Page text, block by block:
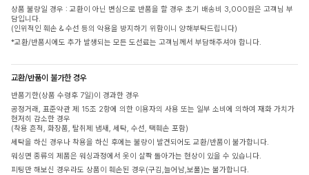
상품 불량일 경우 : 교환이 아닌 변심으로 반품을 할 경우 초기 배송비 3,000원은 고객님 부
담입니다.
(인위적인 훼손 & 수선 등의 악용을 방지하기 위함이니 양해부탁드립니다)
*교환/반품시에도 추가 발생되는 모든 도선료는 고객님께서 부담해주셔야 합니다.
교환/반품이 불가한 경우
반품기한(상품 수령후 7일)이 경과한 경우
공정거래, 표준약관 제 15조 2항에 의한 이용자의 사용 또는 일부 소비에 의하여 재화 가치가
현저히 감소한 경우
(착용 흔적, 화장품, 탈취제 냄새, 세탁, 수선, 택훼손 포함)
세탁을 하신 경우나 착용을 하신 후에는 불량이 발견되어도 교환/반품이 불가합니다.
워싱면 종류의 제품은 워싱과정에서 옷이 살짝 돌아가는 현상이 있을 수 있습니다.
피팅만 해보신 경우라도 상품이 훼손된 경우(구김,늘어남,보풀)는 불가합니다.